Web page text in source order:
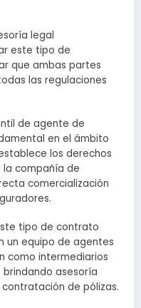
legal
este tipo de
que ambas partes
las regulaciones
de agente de
en el ámbito
los derechos
compañía de
comercialización
tipo de contrato
un equipo de agentes
como intermediarios
asesoría
de pólizas.